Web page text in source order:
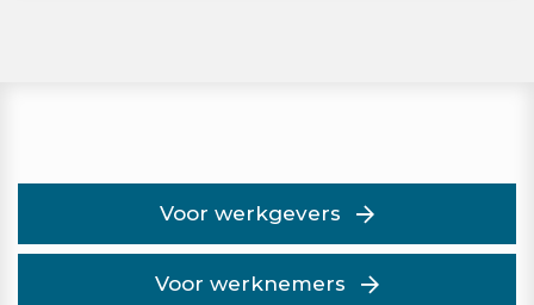
Voor werkgevers
Voor werknemers